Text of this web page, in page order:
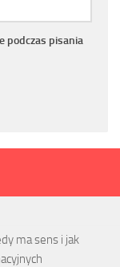
podczas pisania
ma sens i jak